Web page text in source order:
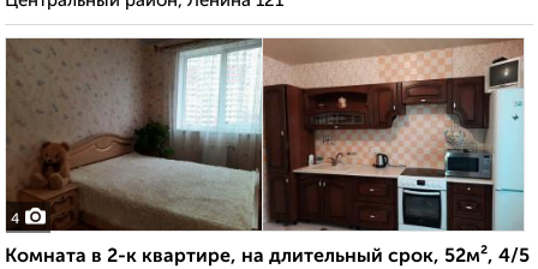
4
Комната в 2-к квартире, на длительный срок, 52м², 4/5